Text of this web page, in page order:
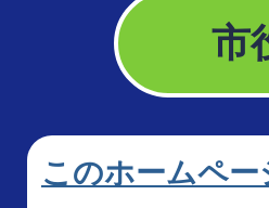
市
このホームペ